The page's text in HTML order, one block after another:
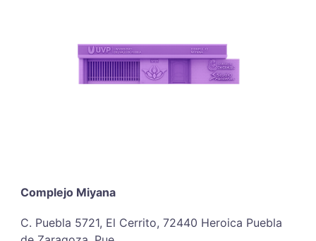
Complejo Miyana
C. Puebla 5721, El Cerrito, 72440 Heroica Puebla